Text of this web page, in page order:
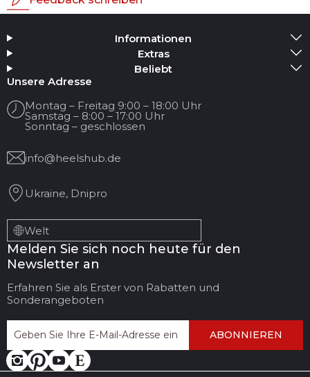
Medium hinzufügen
Ihr Name
Ihre E-Mail
Titel der Bewertung
Ihr Feedback:
FEEDBACK
HINTERLASSEN
BEWERTUNG
ABBRECHEN
Informationen
Extras
Beliebt
Unsere Adresse
Montag – Freitag 9:00 – 18:00 Uhr
Samstag – 8:00 – 17:00 Uhr
Sonntag – geschlossen
info@heelshub.de
Ukraine, Dnipro
Welt
Melden Sie sich noch heute für den
Newsletter an
Erfahren Sie als Erster von Rabatten und
Sonderangeboten
ABONNIEREN